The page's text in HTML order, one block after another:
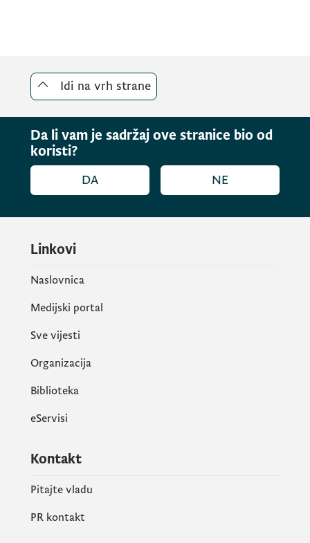
Idi na vrh strane
Da li vam je sadržaj ove stranice bio od
koristi?
DA NE
Linkovi
Naslovnica
Medijski portal
Sve vijesti
Organizacija
Biblioteka
eServisi
Kontakt
Pitajte vladu
PR kontakt